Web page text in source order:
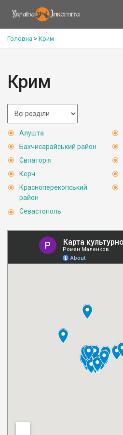
Головна > Крим
Крим
Алушта
Бахчисарайський район
Євпаторія
Керч
Красноперекопський
район
Севастополь